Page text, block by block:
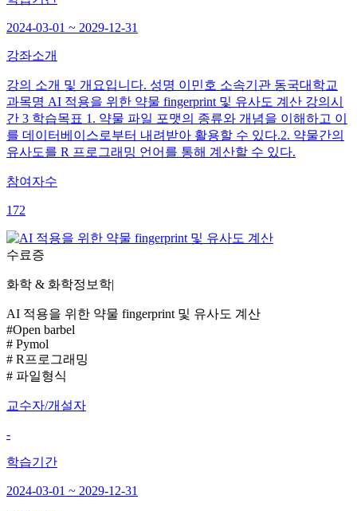
2024-03-01 ~ 2029-12-31
강좌소개
강의 소개 및 개요입니다. 성명 이민호 소속기관 동국대학교
과목명 AI 적용을 위한 약물 fingerprint 및 유사도 계산 강의시
간 3 학습목표 1. 약물 파일 포맷의 종류와 개념을 이해하고 이
를 데이터베이스로부터 내려받아 활용할 수 있다.2. 약물간의
유사도를 R 프로그래밍 언어를 통해 계산할 수 있다.
참여자수
172
수료증
화학 & 화학정보학|
AI 적용을 위한 약물 fingerprint 및 유사도 계산
#Open barbel
# Pymol
# R프로그래밍
# 파일형식
교수자/개설자
-
학습기간
2024-03-01 ~ 2029-12-31